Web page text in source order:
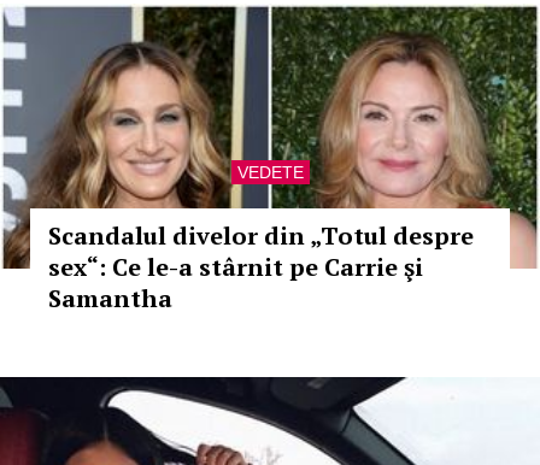
VEDETE
Scandalul divelor din „Totul despre
sex“: Ce le-a stârnit pe Carrie şi
Samantha